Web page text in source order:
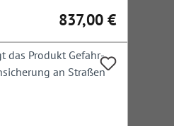
Regulärer Preis:
837,00 €